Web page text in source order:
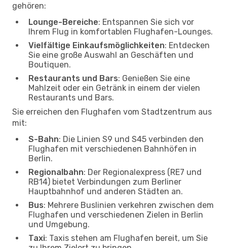
gehören:
Lounge-Bereiche: Entspannen Sie sich vor
Ihrem Flug in komfortablen Flughafen-Lounges.
Vielfältige Einkaufsmöglichkeiten: Entdecken
Sie eine große Auswahl an Geschäften und
Boutiquen.
Restaurants und Bars: Genießen Sie eine
Mahlzeit oder ein Getränk in einem der vielen
Restaurants und Bars.
Sie erreichen den Flughafen vom Stadtzentrum aus
mit:
S-Bahn: Die Linien S9 und S45 verbinden den
Flughafen mit verschiedenen Bahnhöfen in
Berlin.
Regionalbahn: Der Regionalexpress (RE7 und
RB14) bietet Verbindungen zum Berliner
Hauptbahnhof und anderen Städten an.
Bus: Mehrere Buslinien verkehren zwischen dem
Flughafen und verschiedenen Zielen in Berlin
und Umgebung.
Taxi: Taxis stehen am Flughafen bereit, um Sie